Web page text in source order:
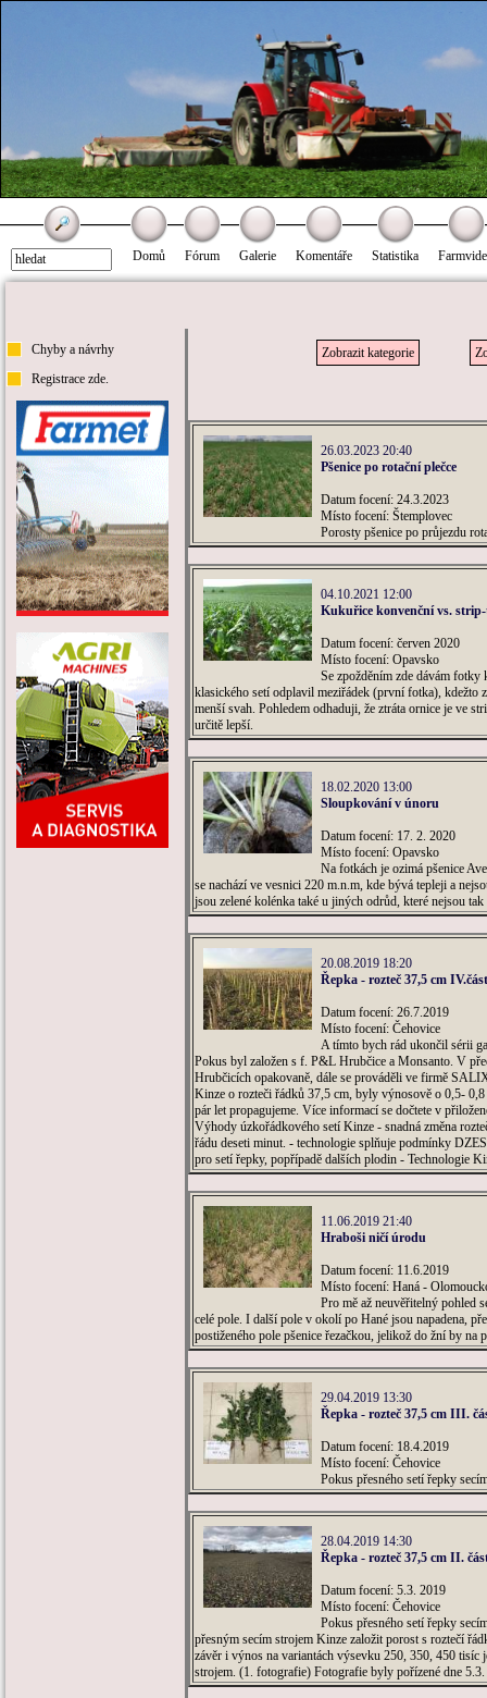
Domů Fórum Galerie Komentáře Statistika
Chyby a návrhy
Registrace zde.
Zobrazit kategorie
26.03.2023 20:40
Pšenice po rotační plečce
Datum focení: 24.3.2023
Místo focení: Štemplovec
Porosty pšenice po průjezdu
04.10.2021 12:00
Kukuřice konvenční vs.
Datum focení: červen 2020
Místo focení: Opavsko
Se zpožděním zde dávám
klasického setí odplavil meziřádek (první fotka),
menší svah. Pohledem odhaduji, že ztráta ornice je ve
určitě lepší.
18.02.2020 13:00
Sloupkování v únoru
Datum focení: 17. 2. 2020
Místo focení: Opavsko
Na fotkách je ozimá pšenice
se nachází ve vesnici 220 m.n.m, kde bývá tepleji a
jsou zelené kolénka také u jiných odrůd, které nejsou
20.08.2019 18:20
Řepka - rozteč 37,5 cm IV.část
Datum focení: 26.7.2019
Místo focení: Čehovice
A tímto bych rád ukončil sérii
Pokus byl založen s f. P&L Hrubčice a Monsanto. V
Hrubčicích opakovaně, dále se prováděli ve firmě
Kinze o rozteči řádků 37,5 cm, byly výnosově o 0,5-
pár let propagujeme. Více informací se dočtete v
Výhody úzkořádkového setí Kinze - snadná změna
řádu deseti minut. - technologie splňuje podmínky
pro setí řepky, popřípadě dalších plodin - Technologie
11.06.2019 21:40
Hraboši ničí úrodu
Datum focení: 11.6.2019
Místo focení: Haná -
Pro mě až neuvěřitelný pohled
celé pole. I další pole v okolí po Hané jsou napadena,
postiženého pole pšenice řezačkou, jelikož do žní by na
29.04.2019 13:30
Řepka - rozteč 37,5 cm III.
Datum focení: 18.4.2019
Místo focení: Čehovice
Pokus přesného setí řepky
28.04.2019 14:30
Řepka - rozteč 37,5 cm II.
Datum focení: 5.3. 2019
Místo focení: Čehovice
Pokus přesného setí řepky
přesným secím strojem Kinze založit porost s roztečí
závěr i výnos na variantách výsevku 250, 350, 450 tisíc
strojem. (1. fotografie) Fotografie byly pořízené dne